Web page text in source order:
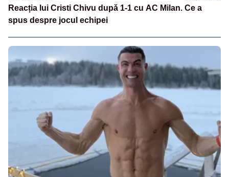
Reacția lui Cristi Chivu după 1-1 cu AC Milan. Ce a
spus despre jocul echipei